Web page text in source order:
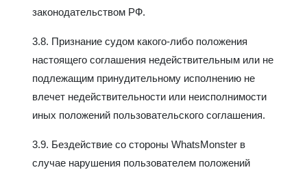
законодательством РФ.
3.8. Признание судом какого-либо положения
настоящего соглашения недействительным или не
подлежащим принудительному исполнению не
влечет недействительности или неисполнимости
иных положений пользовательского соглашения.
3.9. Бездействие со стороны WhatsMonster в
случае нарушения пользователем положений